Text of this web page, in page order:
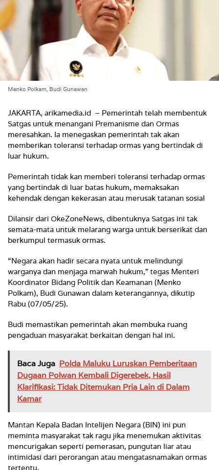
Menko Polkam, Budi Gunawan
JAKARTA, arikamedia.id – Pemerintah telah membentuk
Satgas untuk menangani Premanisme dan Ormas
meresahkan. Ia menegaskan pemerintah tak akan
memberikan toleransi terhadap ormas yang bertindak di
luar hukum.
Pemerintah tidak kan memberi toleransi terhadap ormas
yang bertindak di luar batas hukum, memaksakan
kehendak dengan kekerasan atau merusak tatanan sosial
Dilansir dari OkeZoneNews, dibentuknya Satgas ini tak
semata-mata untuk melarang warga untuk berserikat dan
berkumpul termasuk ormas.
“Negara akan hadir secara nyata untuk melindungi
warganya dan menjaga marwah hukum,” tegas Menteri
Koordinator Bidang Politik dan Keamanan (Menko
Polkam), Budi Gunawan dalam keterangannya, dikutip
Rabu (07/05/25).
Budi memastikan pemerintah akan membuka ruang
pengaduan masyarakat berkaitan dengan hal ini.
Baca Juga Polda Maluku Luruskan Pemberitaan
Dugaan Polwan Kembali Digerebek, Hasil
Klarifikasi: Tidak Ditemukan Pria Lain di Dalam
Kamar
Mantan Kepala Badan Intelijen Negara (BIN) ini pun
meminta masyarakat tak ragu jika menemukan aktivitas
mencurigakan seperti pemerasan, pungutan liar atau
intimidasi dari perorangan atau mengatasnamakan ormas
tertentu.